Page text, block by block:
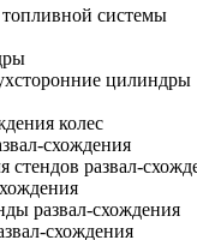
системы
цилиндры
колес
схождения
развал-
развал-схождения
схождения